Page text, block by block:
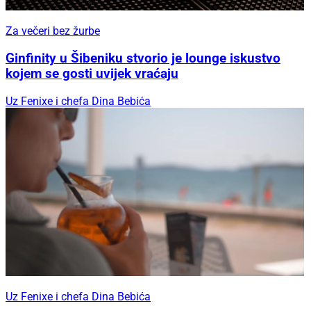
Za večeri bez žurbe
Ginfinity u Šibeniku stvorio je lounge iskustvo
kojem se gosti uvijek vraćaju
Uz Fenixe i chefa Dina Bebića
Uz Fenixe i chefa Dina Bebića